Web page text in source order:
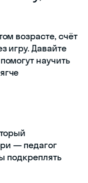
возрасте, счёт
игру. Давайте
научить
— педагог
подкреплять